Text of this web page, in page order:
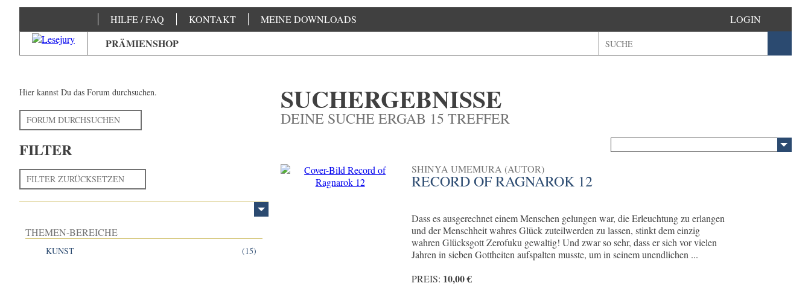
HILFE / FAQ KONTAKT MEINE DOWNLOADS
PRÄMIENSHOP
LOGIN
Hier kannst Du das Forum durchsuchen.
FORUM DURCHSUCHEN
FILTER
FILTER ZURÜCKSETZEN
THEMEN-BEREICHE
KUNST (15)
SUCHERGEBNISSE
DEINE SUCHE ERGAB 15 TREFFER
SHINYA UMEMURA (AUTOR)
RECORD OF RAGNAROK 12
Dass es ausgerechnet einem Menschen gelungen war, die Erleuchtung zu erlangen
und der Menschheit wahres Glück zuteilwerden zu lassen, stinkt dem einzig
wahren Glücksgott Zerofuku gewaltig! Und zwar so sehr, dass er sich vor vielen
Jahren in sieben Gottheiten aufspalten musste, um in seinem unendlichen ...
PREIS: 10,00 €